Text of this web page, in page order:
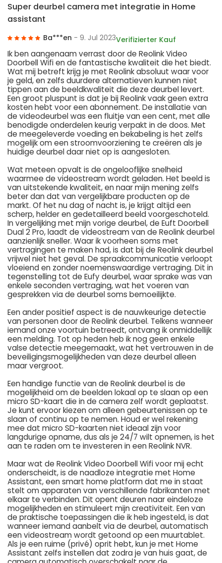
Super deurbel camera met integratie in Home
assistant
Ba***en - 9. Jul 2023Verifizierter Kauf
Ik ben aangenaam verrast door de Reolink Video
Doorbell Wifi en de fantastische kwaliteit die het biedt.
Wat mij betreft krijg je met Reolink absoluut waar voor
je geld, en zelfs duurdere alternatieven kunnen niet
tippen aan de beeldkwaliteit die deze deurbel levert.
Een groot pluspunt is dat je bij Reolink vaak geen extra
kosten hebt voor een abonnement. De installatie van
de videodeurbel was een fluitje van een cent, met alle
benodigde onderdelen keurig verpakt in de doos. Met
de meegeleverde voeding en bekabeling is het zelfs
mogelijk om een stroomvoorziening te creëren als je
huidige deurbel daar niet op is aangesloten.
Wat meteen opvalt is de ongelooflijke snelheid
waarmee de videostream wordt geladen. Het beeld is
van uitstekende kwaliteit, en naar mijn mening zelfs
beter dan dat van vergelijkbare producten op de
markt. Of het nu dag of nacht is, je krijgt altijd een
scherp, helder en gedetailleerd beeld voorgeschoteld.
In vergelijking met mijn vorige deurbel, de Euft Doorbell
Dual 2 Pro, laadt de videostream van de Reolink deurbel
aanzienlijk sneller. Waar ik voorheen soms met
vertragingen te maken had, is dat bij de Reolink deurbel
vrijwel niet het geval. De spraakcommunicatie verloopt
vloeiend en zonder noemenswaardige vertraging. Dit in
tegenstelling tot de Eufy deurbel, waar sprake was van
enkele seconden vertraging, wat het voeren van
gesprekken via de deurbel soms bemoeilijkte.
Een ander positief aspect is de nauwkeurige detectie
van personen door de Reolink deurbel. Telkens wanneer
iemand onze voortuin betreedt, ontvang ik onmiddellijk
een melding. Tot op heden heb ik nog geen enkele
valse detectie meegemaakt, wat het vertrouwen in de
beveiligingsmogelijkheden van deze deurbel alleen
maar vergroot.
Een handige functie van de Reolink deurbel is de
mogelijkheid om de beelden lokaal op te slaan op een
micro SD-kaart die in de camera zelf wordt geplaatst.
Je kunt ervoor kiezen om alleen gebeurtenissen op te
slaan of continu op te nemen. Houd er wel rekening
mee dat micro SD-kaarten niet ideaal zijn voor
langdurige opname, dus als je 24/7 wilt opnemen, is het
aan te raden om te investeren in een Reolink NVR.
Maar wat de Reolink Video Doorbell Wifi voor mij echt
onderscheidt, is de naadloze integratie met Home
Assistant, een smart home platform dat me in staat
stelt om apparaten van verschillende fabrikanten met
elkaar te verbinden. Dit opent deuren naar eindeloze
mogelijkheden en stimuleert mijn creativiteit. Een van
de praktische toepassingen die ik heb ingesteld, is dat
wanneer iemand aanbelt via de deurbel, automatisch
een videostream wordt getoond op een muurtablet.
Als je een ruime (privé) oprit hebt, kun je met Home
Assistant zelfs instellen dat zodra je van huis gaat, de